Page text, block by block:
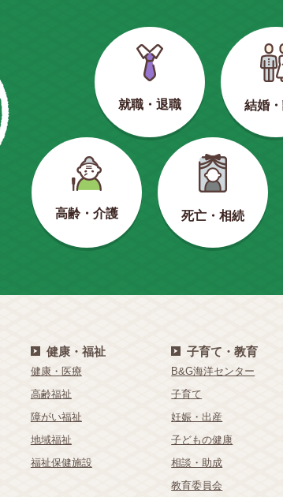
就職・退職 結婚
高齢・介護 死亡・相続
健康・福祉
健康・医療
高齢福祉
障がい福祉
地域福祉
福祉保健施設
子育て・教育
B&G海洋センター
子育て
妊娠・出産
子どもの健康
相談・助成
教育委員会